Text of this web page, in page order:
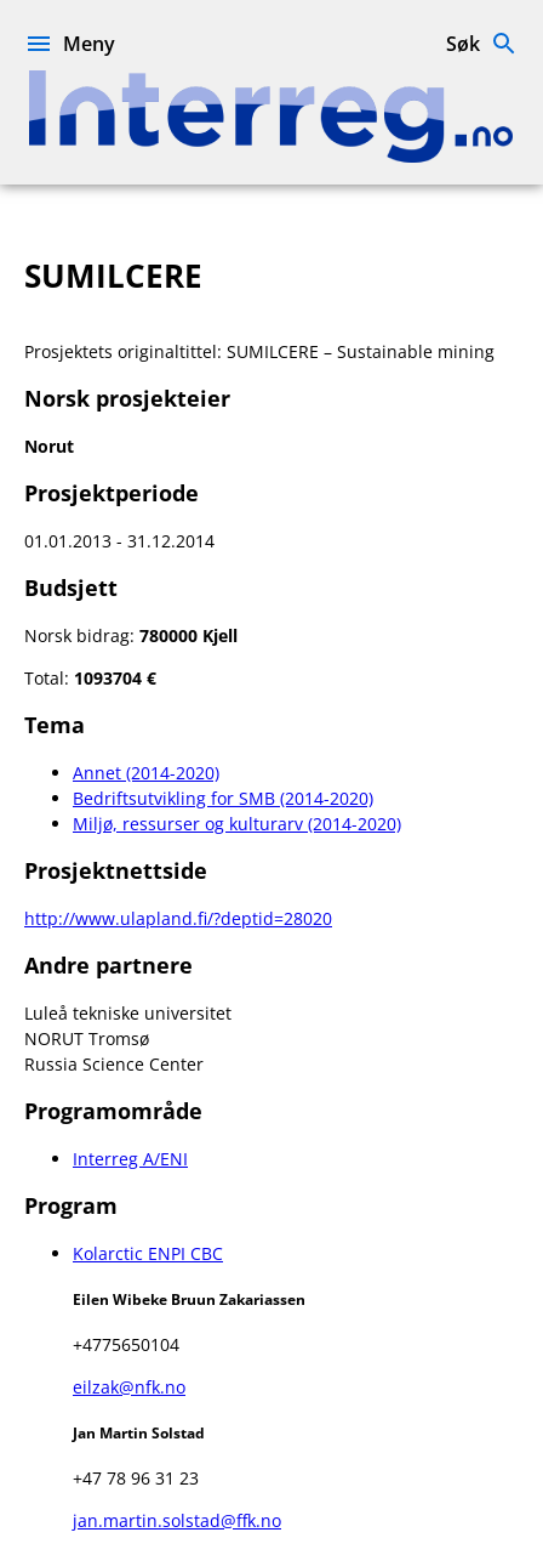
Interreg.no
Meny Søk
SUMILCERE
Prosjektets originaltittel: SUMILCERE – Sustainable mining
Norsk prosjekteier
Norut
Prosjektperiode
01.01.2013 - 31.12.2014
Budsjett
Norsk bidrag: 780000 Kjell
Total: 1093704 €
Tema
Annet (2014-2020)
Bedriftsutvikling for SMB (2014-2020)
Miljø, ressurser og kulturarv (2014-2020)
Prosjektnettside
http://www.ulapland.fi/?deptid=28020
Andre partnere
Luleå tekniske universitet
NORUT Tromsø
Russia Science Center
Programområde
Interreg A/ENI
Program
Kolarctic ENPI CBC
Eilen Wibeke Bruun Zakariassen
+4775650104
eilzak@nfk.no
Jan Martin Solstad
+47 78 96 31 23
jan.martin.solstad@ffk.no